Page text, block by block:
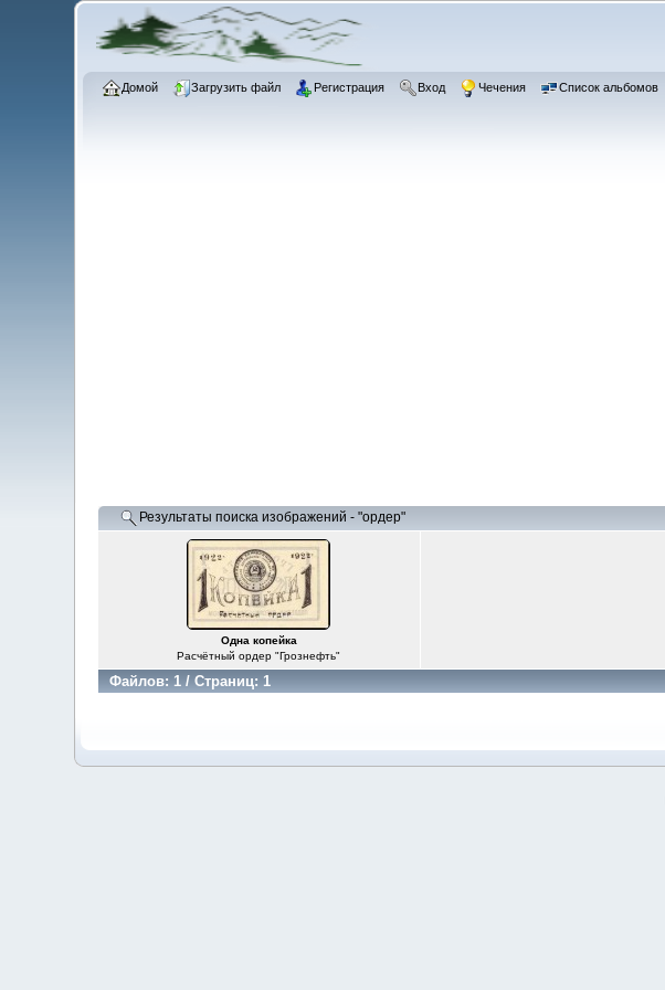
Домой Загрузить файл Регистрация Вход Чечения Список альбомов
Результаты поиска изображений - "ордер"
Одна копейка
Расчётный ордер "Грознефть"
Файлов: 1 / Страниц: 1